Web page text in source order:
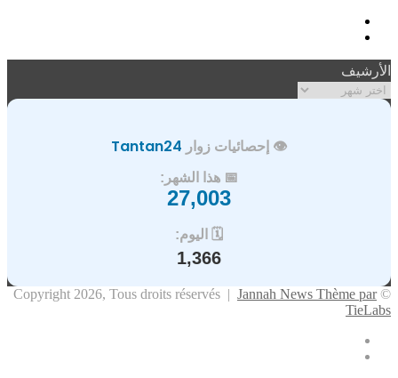
RSS
الأرشيف
الأرشيف
👁️ إحصائيات زوار Tantan24
📅 هذا الشهر:
27,003
🗓️ اليوم:
1,366
© Copyright 2026, Tous droits réservés |
Jannah News Thème par
TieLabs